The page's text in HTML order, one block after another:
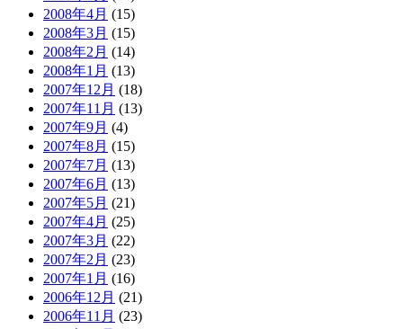
2008年4月 (15)
2008年3月 (15)
2008年2月 (14)
2008年1月 (13)
2007年12月 (18)
2007年11月 (13)
2007年9月 (4)
2007年8月 (15)
2007年7月 (13)
2007年6月 (13)
2007年5月 (21)
2007年4月 (25)
2007年3月 (22)
2007年2月 (23)
2007年1月 (16)
2006年12月 (21)
2006年11月 (23)